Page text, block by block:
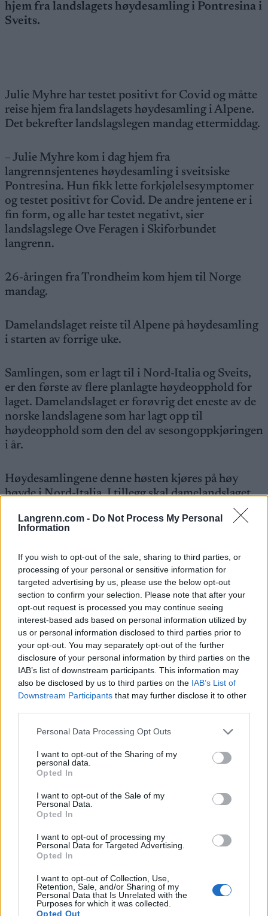
Langrenn.com - Do Not Process My Personal
Information
If you wish to opt-out of the sale, sharing to third parties, or
processing of your personal or sensitive information for
targeted advertising by us, please use the below opt-out
section to confirm your selection. Please note that after your
opt-out request is processed you may continue seeing
interest-based ads based on personal information utilized by
us or personal information disclosed to third parties prior to
your opt-out. You may separately opt-out of the further
disclosure of your personal information by third parties on the
IAB’s list of downstream participants. This information may
also be disclosed by us to third parties on the IAB’s List of
Downstream Participants that may further disclose it to other
Please note that this website/app uses one or more Google
not limited to your visit or usage behaviour. You may click to
grant or deny consent to Google and its third-party tags to
use your data for below specified purposes in below Google
consent section.
Personal Data Processing Opt Outs
I want to opt-out of the Sharing of my
personal data.
Opted In
I want to opt-out of the Sale of my
Personal Data.
Opted In
I want to opt-out of processing my
Personal Data for Targeted Advertising.
Opted In
I want to opt-out of Collection, Use,
Retention, Sale, and/or Sharing of my
Personal Data that Is Unrelated with the
Purposes for which it was collected.
Opted Out
hjem fra landslagets høydesamling i Pontresina i
Sveits.
Julie Myhre har testet positivt for Covid og måtte
reise hjem fra landslagets høydesamling i Alpene.
Det bekrefter landslagslegen mandag ettermiddag.
– Julie Myhre kom i dag hjem fra
langrennsjentenes høydesamling i sveitsiske
Pontresina. Hun fikk lette forkjølelsesymptomer
og testet positivt for Covid. De andre jentene er i
fin form, og alle har testet negativt, sier
landslagslege Ove Feragen i Skiforbundet
langrenn.
26-åringen fra Trondheim kom hjem til Norge
mandag.
Damelandslaget reiste til Alpene på høydesamling
i starten av forrige uke.
Samlingen, som er lagt til i Nord-Italia og Sveits,
er den første av flere planlagte høydeopphold for
laget. Damelandslaget er forøvrig det eneste av de
norske landslagene som har lagt opp til
høydeopphold som den del av sesongoppkjøringen
i år.
Høydesamlingene denne høsten kjøres på høy
høyde i Nord-Italia. I tillegg skal damelandslaget
ha et høydeopphold i Sveits i forbindelse med den
siste verdenscuprunden i Davos før jul og Tour de
Trener for damelandslaget Stig Rune Kveen
utelukker heller ikke at det kan bli aktuelt med en
høydesamling i forkant avVM i Planica i Slovenia,
som arrangeres i månedsskiftet februar-mars.
Les også:Landslagsjentene skal på
høydesamlinger, gutta må bli hjemme
Myhre er en av to nye løpere inn påkvinnenes
forrige sesong.
Myhrefikk plassen på elitelandslaget etter å ha
fjorårssesongen, inkludert to gull under NM, flere
pallplasser i Skandinavisk Cup og fjerdeplass på
Les også:
landslagsjentene i vinter?